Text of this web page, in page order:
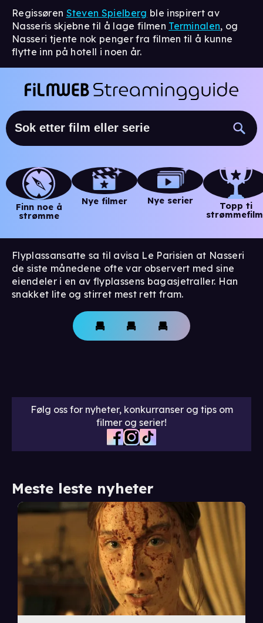
Regissøren Steven Spielberg ble inspirert av
Nasseris skjebne til å lage filmen Terminalen, og
Nasseri tjente nok penger fra filmen til å kunne
flytte inn på hotell i noen år.
Finn noe å
strømme
Nye filmer Nye serier
Topp ti
Flyplassansatte sa til avisa Le Parisien at Nasseri
de siste månedene ofte var observert med sine
eiendeler i en av flyplassens bagasjetraller. Han
snakket lite og stirret mest rett fram.
Følg oss for nyheter, konkurranser og tips om
filmer og serier!
Meste leste nyheter